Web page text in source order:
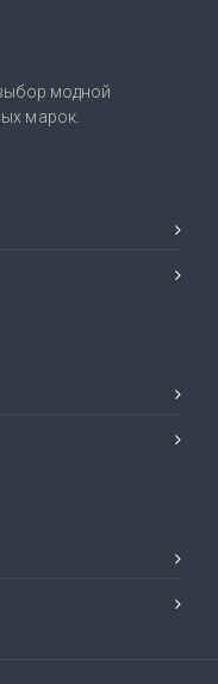
модной
марок.